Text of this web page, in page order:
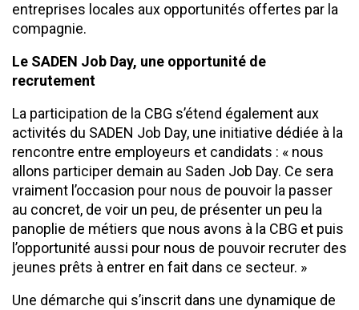
entreprises locales aux opportunités offertes par la
compagnie.
Le SADEN Job Day, une opportunité de
recrutement
La participation de la CBG s’étend également aux
activités du SADEN Job Day, une initiative dédiée à la
rencontre entre employeurs et candidats : « nous
allons participer demain au Saden Job Day. Ce sera
vraiment l’occasion pour nous de pouvoir la passer
au concret, de voir un peu, de présenter un peu la
panoplie de métiers que nous avons à la CBG et puis
l’opportunité aussi pour nous de pouvoir recruter des
jeunes prêts à entrer en fait dans ce secteur. »
Une démarche qui s’inscrit dans une dynamique de